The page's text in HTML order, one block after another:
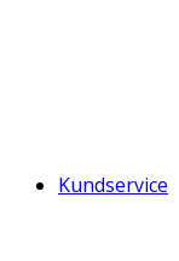
Kundservice